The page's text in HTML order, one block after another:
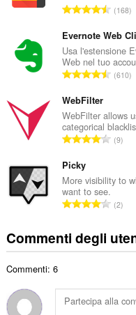
o
o
t
a
d
i
g
d
i
z
:
N
m
e
r
o
t
a
d
i
g
u
d
i
:
168
Evernote Web
Usa l'estensione
Web nel tuo
N
e
r
o
t
a
d
i
u
610
WebFilter
WebFilter allows
categorical
N
e
r
o
o
t
e
d
9
Picky
More visibility to
want to see.
N
e
t
o
2
Commenti degli
Commenti: 6